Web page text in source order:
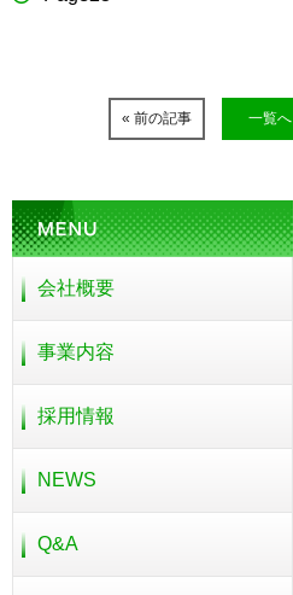
« 前の記事 一覧へ
会社概要
事業内容
採用情報
NEWS
Q&A